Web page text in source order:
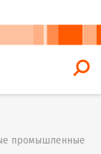
промышленные